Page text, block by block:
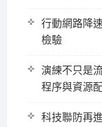
行動網路降
檢驗
演練不只是
程序與資源
科技聯防再